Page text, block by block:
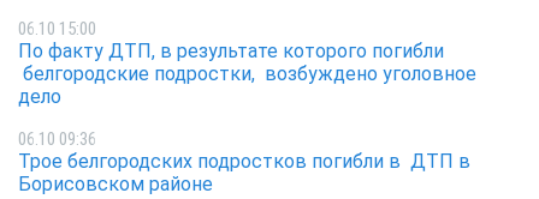
06.10 15:00
По факту ДТП, в результате которого погибли
белгородские подростки, возбуждено уголовное
дело
06.10 09:36
Трое белгородских подростков погибли в ДТП в
Борисовском районе